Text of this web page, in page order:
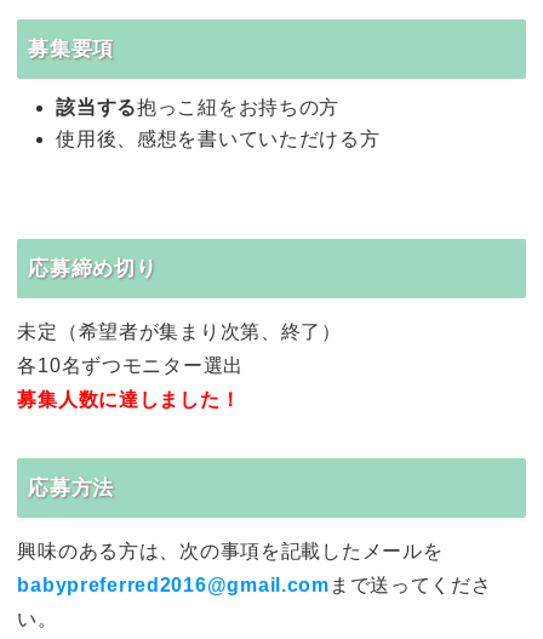
募集要項
該当する抱っこ紐をお持ちの方
使用後、感想を書いていただける方
応募締め切り
未定（希望者が集まり次第、終了）
各10名ずつモニター選出
募集人数に達しました！
応募方法
興味のある方は、次の事項を記載したメールを
babypreferred2016@gmail.com まで送ってくださ
い。